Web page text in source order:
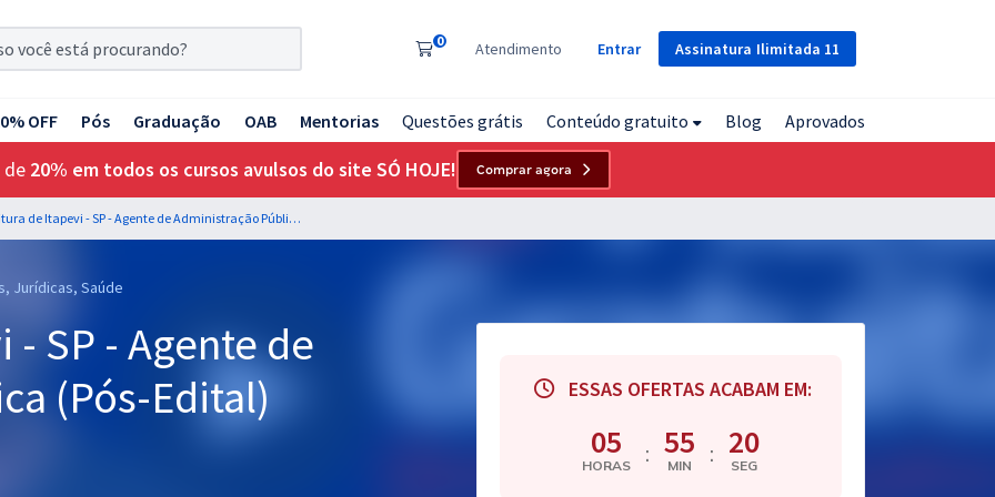
Assinatura Ilimitada 11
0 Atendimento Entrar
OFF Pós Graduação OAB Mentorias Questões grátis Conteúdo gratuito Blog Aprovados
de 20% em todos os cursos avulsos do site SÓ HOJE! Comprar agora
Prefeitura de Itapevi - SP - Agente de Administração Pública (Pós-Edital)
Jurídicas, Saúde
SP - Agente de
(Pós-Edital)
ESSAS OFERTAS ACABAM EM:
05
HORAS : 55
MIN : 19
SEG